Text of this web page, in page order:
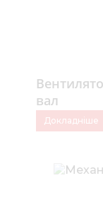
вал
Докладніше